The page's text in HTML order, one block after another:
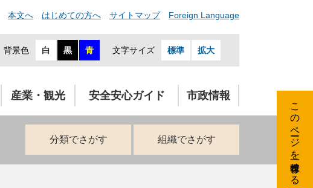
本文へ はじめての方へ サイトマップ Foreign Language
背景色 白 黒 青 文字サイズ 標準 拡大
産業・観光 安全安心ガイド 市政情報
分類でさがす 組織でさがす このページを一時保存する